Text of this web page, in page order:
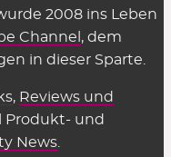
& Coupons stellen
Verfügung. Auch
nichts dafür
der
individuelle
2008 ins Leben
Channel , dem
in dieser Sparte.
, Reviews und
Produkt- und
News